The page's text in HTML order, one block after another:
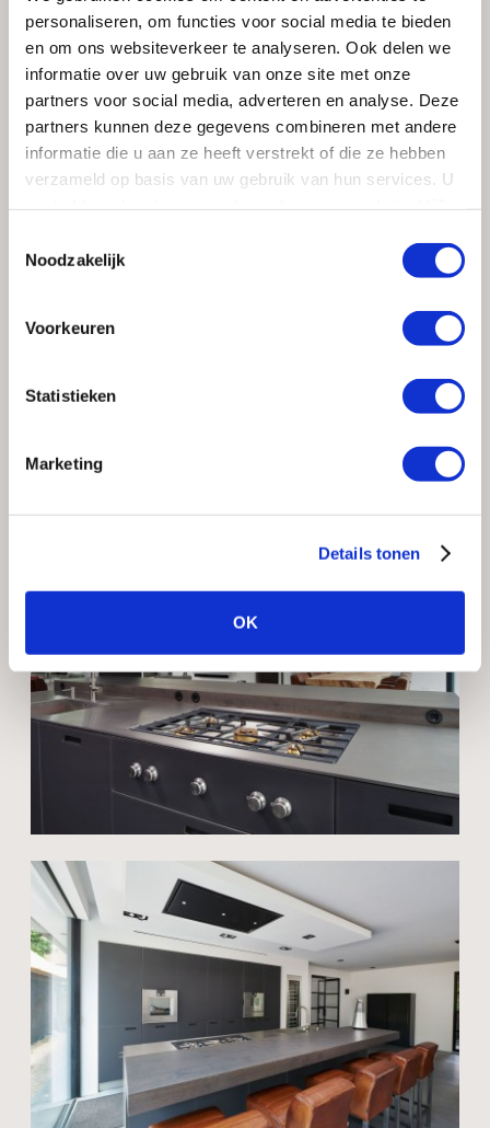
personaliseren, om functies voor social media te bieden
en om ons websiteverkeer te analyseren. Ook delen we
informatie over uw gebruik van onze site met onze
partners voor social media, adverteren en analyse. Deze
partners kunnen deze gegevens combineren met andere
informatie die u aan ze heeft verstrekt of die ze hebben
verzameld op basis van uw gebruik van hun services. U
Noodzakelijk
Voorkeuren
Statistieken
Marketing
Details tonen
OK
Met behulp van verschillende materialen zoals hout,
roestvrijstaal en leer wordt een industriële sfeer
opgeroepen. De koele ruime en symmetrische keuken
wordt aangevuld met de sfeervolle materialen, wat
doorloopt in het eetgedeelte met een groot houten
tafelblad en leren fauteuils.